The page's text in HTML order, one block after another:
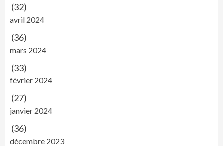
(32)
avril 2024
(36)
mars 2024
(33)
février 2024
(27)
janvier 2024
(36)
décembre 2023